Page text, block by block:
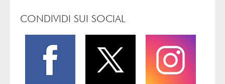
CONDIVIDI SUI SOCIAL